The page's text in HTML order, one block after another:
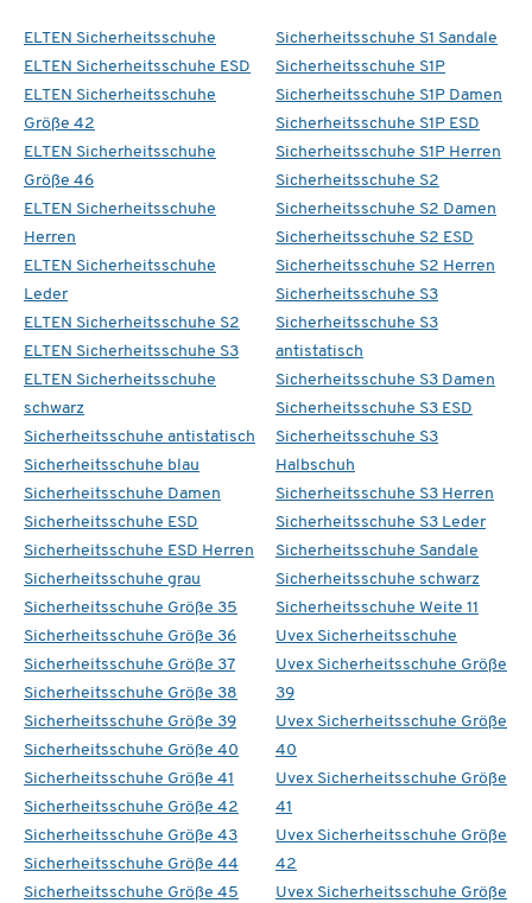
ELTEN Sicherheitsschuhe
ELTEN Sicherheitsschuhe ESD
ELTEN Sicherheitsschuhe
Größe 42
ELTEN Sicherheitsschuhe
Größe 46
ELTEN Sicherheitsschuhe
Herren
ELTEN Sicherheitsschuhe
Leder
ELTEN Sicherheitsschuhe S2
ELTEN Sicherheitsschuhe S3
ELTEN Sicherheitsschuhe
schwarz
Sicherheitsschuhe antistatisch
Sicherheitsschuhe blau
Sicherheitsschuhe Damen
Sicherheitsschuhe ESD
Sicherheitsschuhe ESD Herren
Sicherheitsschuhe grau
Sicherheitsschuhe Größe 35
Sicherheitsschuhe Größe 36
Sicherheitsschuhe Größe 37
Sicherheitsschuhe Größe 38
Sicherheitsschuhe Größe 39
Sicherheitsschuhe Größe 40
Sicherheitsschuhe Größe 41
Sicherheitsschuhe Größe 42
Sicherheitsschuhe Größe 43
Sicherheitsschuhe Größe 44
Sicherheitsschuhe Größe 45
Sicherheitsschuhe S1 Sandale
Sicherheitsschuhe S1P
Sicherheitsschuhe S1P Damen
Sicherheitsschuhe S1P ESD
Sicherheitsschuhe S1P Herren
Sicherheitsschuhe S2
Sicherheitsschuhe S2 Damen
Sicherheitsschuhe S2 ESD
Sicherheitsschuhe S2 Herren
Sicherheitsschuhe S3
Sicherheitsschuhe S3
antistatisch
Sicherheitsschuhe S3 Damen
Sicherheitsschuhe S3 ESD
Sicherheitsschuhe S3
Halbschuh
Sicherheitsschuhe S3 Herren
Sicherheitsschuhe S3 Leder
Sicherheitsschuhe Sandale
Sicherheitsschuhe schwarz
Sicherheitsschuhe Weite 11
Uvex Sicherheitsschuhe
Uvex Sicherheitsschuhe Größe
39
Uvex Sicherheitsschuhe Größe
40
Uvex Sicherheitsschuhe Größe
41
Uvex Sicherheitsschuhe Größe
42
Uvex Sicherheitsschuhe Größe